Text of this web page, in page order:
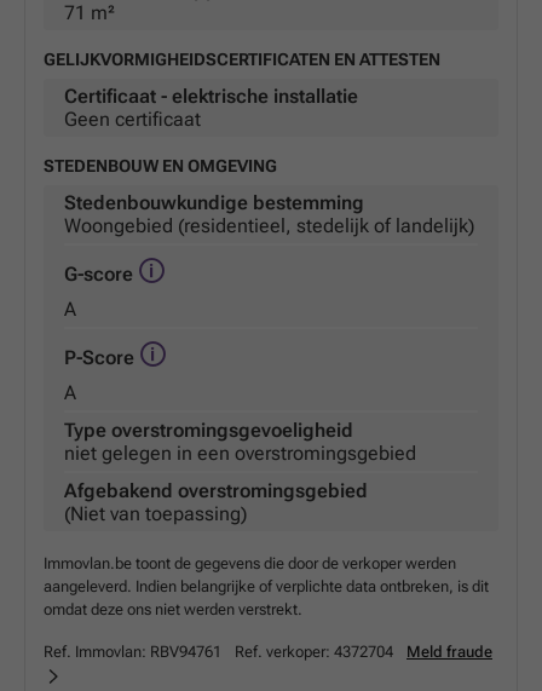
71 m²
GELIJKVORMIGHEIDSCERTIFICATEN EN ATTESTEN
Certificaat - elektrische installatie
Geen certificaat
STEDENBOUW EN OMGEVING
Stedenbouwkundige bestemming
Woongebied (residentieel, stedelijk of landelijk)
G-score
A
P-Score
A
Type overstromingsgevoeligheid
niet gelegen in een overstromingsgebied
Afgebakend overstromingsgebied
(Niet van toepassing)
Immovlan.be toont de gegevens die door de verkoper werden
aangeleverd. Indien belangrijke of verplichte data ontbreken, is dit
omdat deze ons niet werden verstrekt.
Ref. Immovlan: RBV94761 Ref. verkoper: 4372704 Meld fraude